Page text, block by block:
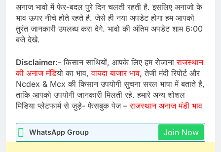
अनाज भावो में फेर-बदल पुरे दिन चलती रहती है. इसलिए अनाजो के
भाव ऊपर नीचे होते रहते है. जेसे ही नया अपडेट होगा हम आपको
तुरंत जानकारी उपलब्ध करा देगे. भावो की अंतिम अपडेट शाम 6:00
बजे देखे.
Disclaimer:- किसान साथियों, आपके लिए हम रोजानाराजस्थान
की अनाज मंडियो का भाव, वायदा बाजार भाव, तेजी मंदी रिपोर्ट और
Ncdex & Mcx की किसान उपयोगी सुचना सरल भाषा में बताते है,
ताकि आपको उपयोगी जानकारी मिलती रहे. हमारे अन्य शोशल
मिडिया प्लेटफार्म से जुड़े- फेसबुक पेज –राजस्थान अनाज मंडी भाव
WhatsApp Group Join Now